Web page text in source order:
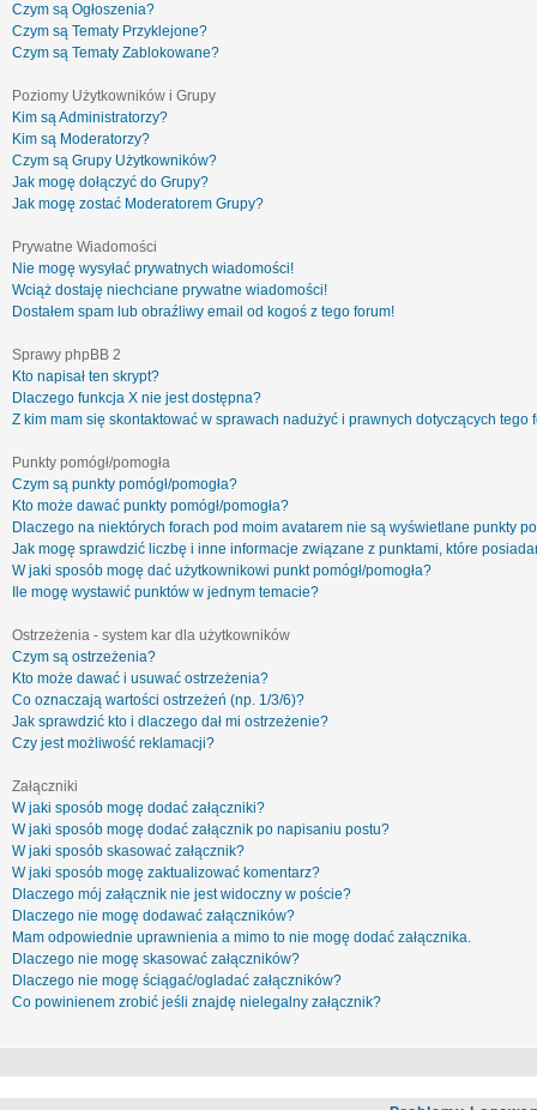
Czym są Ogłoszenia?
Czym są Tematy Przyklejone?
Czym są Tematy Zablokowane?
Poziomy Użytkowników i Grupy
Kim są Administratorzy?
Kim są Moderatorzy?
Czym są Grupy Użytkowników?
Jak mogę dołączyć do Grupy?
Jak mogę zostać Moderatorem Grupy?
Prywatne Wiadomości
Nie mogę wysyłać prywatnych wiadomości!
Wciąż dostaję niechciane prywatne wiadomości!
Dostałem spam lub obraźliwy email od kogoś z tego forum!
Sprawy phpBB 2
Kto napisał ten skrypt?
Dlaczego funkcja X nie jest dostępna?
Z kim mam się skontaktować w sprawach nadużyć i prawnych dotyczących tego
Punkty pomógł/pomogła
Czym są punkty pomógł/pomogła?
Kto może dawać punkty pomógł/pomogła?
Dlaczego na niektórych forach pod moim avatarem nie są wyświetlane punkty
Jak mogę sprawdzić liczbę i inne informacje związane z punktami, które
W jaki sposób mogę dać użytkownikowi punkt pomógł/pomogła?
Ile mogę wystawić punktów w jednym temacie?
Ostrzeżenia - system kar dla użytkowników
Czym są ostrzeżenia?
Kto może dawać i usuwać ostrzeżenia?
Co oznaczają wartości ostrzeżeń (np. 1/3/6)?
Jak sprawdzić kto i dlaczego dał mi ostrzeżenie?
Czy jest możliwość reklamacji?
Załączniki
W jaki sposób mogę dodać załączniki?
W jaki sposób mogę dodać załącznik po napisaniu postu?
W jaki sposób skasować załącznik?
W jaki sposób mogę zaktualizować komentarz?
Dlaczego mój załącznik nie jest widoczny w poście?
Dlaczego nie mogę dodawać załączników?
Mam odpowiednie uprawnienia a mimo to nie mogę dodać załącznika.
Dlaczego nie mogę skasować załączników?
Dlaczego nie mogę ściągać/ogladać załączników?
Co powinienem zrobić jeśli znajdę nielegalny załącznik?